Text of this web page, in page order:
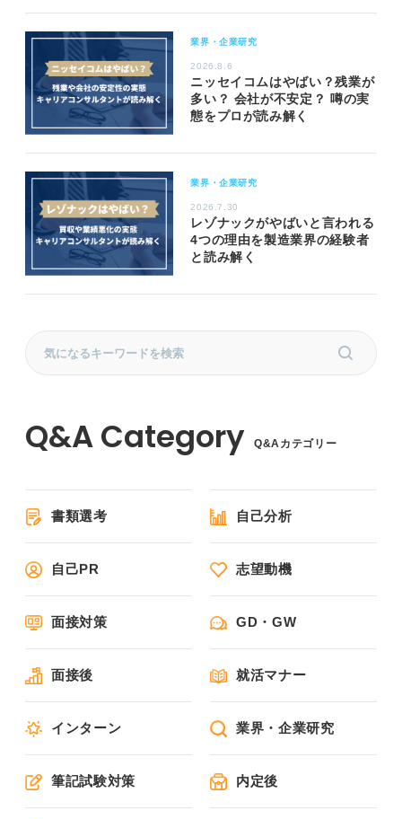
業界・企業研究
2026.8.6
ニッセイコムはやばい？残業が
多い？ 会社が不安定？ 噂の実
態をプロが読み解く
業界・企業研究
2026.7.30
レゾナックがやばいと言われる
4つの理由を製造業界の経験者
と読み解く
Q&Aカテゴリー
書類選考 自己分析
自己PR 志望動機
面接対策 GD・GW
面接後 就活マナー
インターン 業界・企業研究
筆記試験対策 内定後